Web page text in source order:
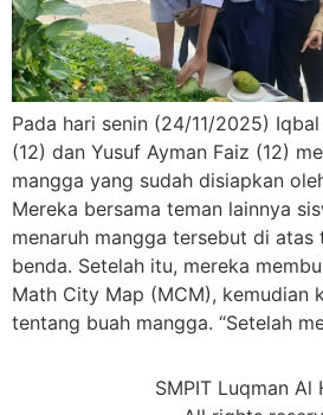
Pada hari senin (24/11/2025)
(12) dan Yusuf Ayman Faiz (12)
mangga yang sudah disiapkan
Mereka bersama teman lainnya
menaruh mangga tersebut di atas
benda. Setelah itu, mereka
Math City Map (MCM), kemudian
tentang buah mangga. “Setelah
SMPIT Luqman Al